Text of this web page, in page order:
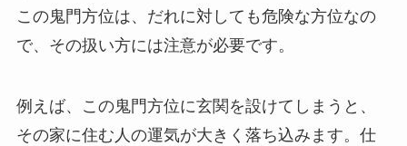
この鬼門方位は、だれに対しても危険な方位なの
で、その扱い方には注意が必要です。
例えば、この鬼門方位に玄関を設けてしまうと、
その家に住む人の運気が大きく落ち込みます。仕